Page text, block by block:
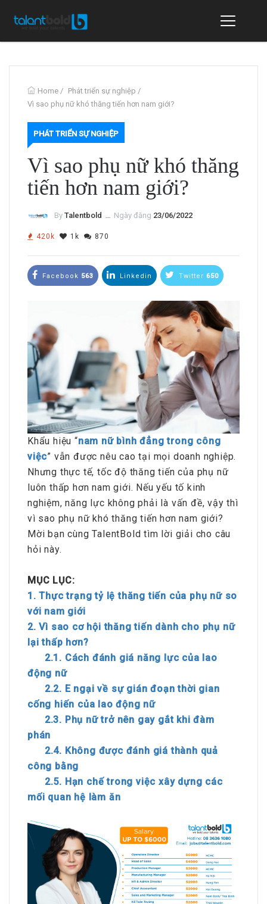
Home / Phát triển sự nghiệp /
Vì sao phụ nữ khó thăng tiến hơn nam giới?
PHÁT TRIỂN SỰ NGHIỆP
Vì sao phụ nữ khó thăng
tiến hơn nam giới?
By Talentbold ــ Ngày đăng 23/06/2022
420k 1k 870
Facebook 563 Linkedin Twitter 650
Khẩu hiệu “nam nữ bình đẳng trong công
việc” vẫn được nêu cao tại mọi doanh nghiệp.
Nhưng thực tế, tốc độ thăng tiến của phụ nữ
luôn thấp hơn nam giới. Nếu yếu tố kinh
nghiệm, năng lực không phải là vấn đề, vậy thì
vì sao phụ nữ khó thăng tiến hơn nam giới?
Mời bạn cùng TalentBold tìm lời giải cho câu
hỏi này.
MỤC LỤC:
1. Thực trạng tỷ lệ thăng tiến của phụ nữ so
với nam giới
2. Vì sao cơ hội thăng tiến dành cho phụ nữ
lại thấp hơn?
2.1. Cách đánh giá năng lực của lao
động nữ
2.2. E ngại về sự gián đoạn thời gian
cống hiến của lao động nữ
2.3. Phụ nữ trở nên gay gắt khi đàm
phán
2.4. Không được đánh giá thành quả
công bằng
2.5. Hạn chế trong việc xây dựng các
mối quan hệ làm ăn